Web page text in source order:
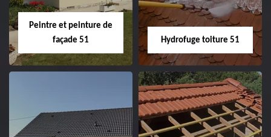
Peintre et peinture de
façade 51
Peintre et peinture
Hydrofuge toiture 51
Hydrofuge toiture